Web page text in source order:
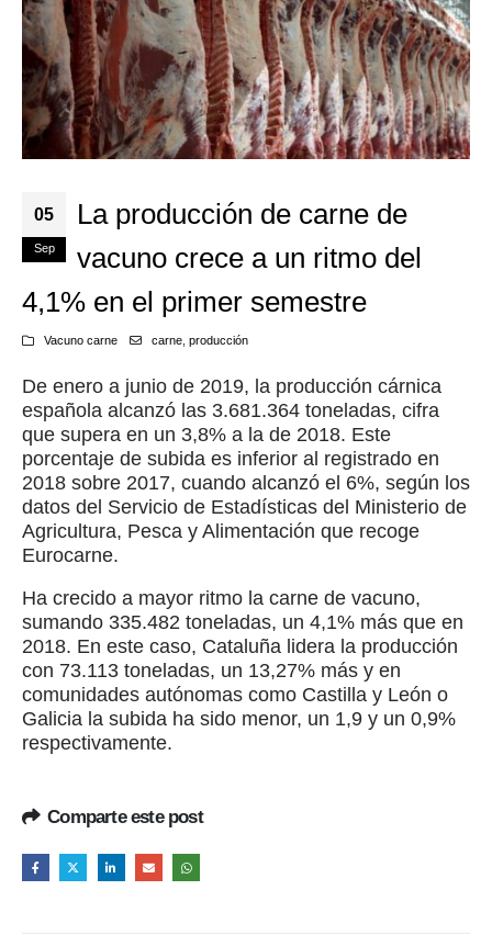
05
Sep
La producción de carne de
vacuno crece a un ritmo del
4,1% en el primer semestre
Vacuno carne carne, producción
De enero a junio de 2019, la producción cárnica
española alcanzó las 3.681.364 toneladas, cifra
que supera en un 3,8% a la de 2018. Este
porcentaje de subida es inferior al registrado en
2018 sobre 2017, cuando alcanzó el 6%, según los
datos del Servicio de Estadísticas del Ministerio de
Agricultura, Pesca y Alimentación que recoge
Eurocarne.
Ha crecido a mayor ritmo la carne de vacuno,
sumando 335.482 toneladas, un 4,1% más que en
2018. En este caso, Cataluña lidera la producción
con 73.113 toneladas, un 13,27% más y en
comunidades autónomas como Castilla y León o
Galicia la subida ha sido menor, un 1,9 y un 0,9%
respectivamente.
Comparte este post